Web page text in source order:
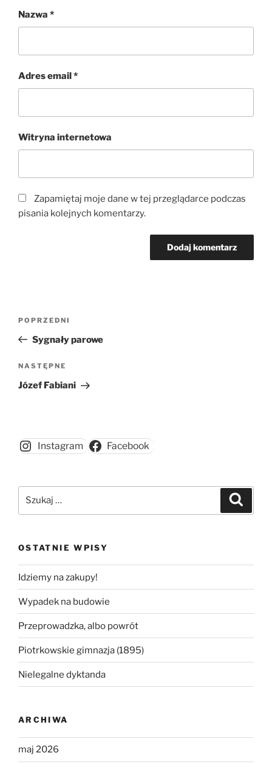
Nazwa *
Adres email*
Witryna internetowa
Zapamiętaj moje dane w tej przeglądarce podczas
pisania kolejnych komentarzy.
Poprzedni
wpis
POPRZEDNI
Sygnały parowe
Następny
wpis
NASTĘPNE
Józef Fabiani
Instagram Facebook
OSTATNIE WPISY
Idziemy na zakupy!
Wypadek na budowie
Przeprowadzka, albo powrót
Piotrkowskie gimnazja (1895)
Nielegalne dyktanda
ARCHIWA
maj 2026